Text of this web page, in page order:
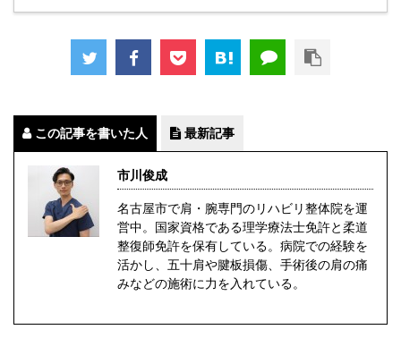
この記事を書いた人 最新記事
市川俊成
名古屋市で肩・腕専門のリハビリ整体院を運
営中。国家資格である理学療法士免許と柔道
整復師免許を保有している。病院での経験を
活かし、五十肩や腱板損傷、手術後の肩の痛
みなどの施術に力を入れている。